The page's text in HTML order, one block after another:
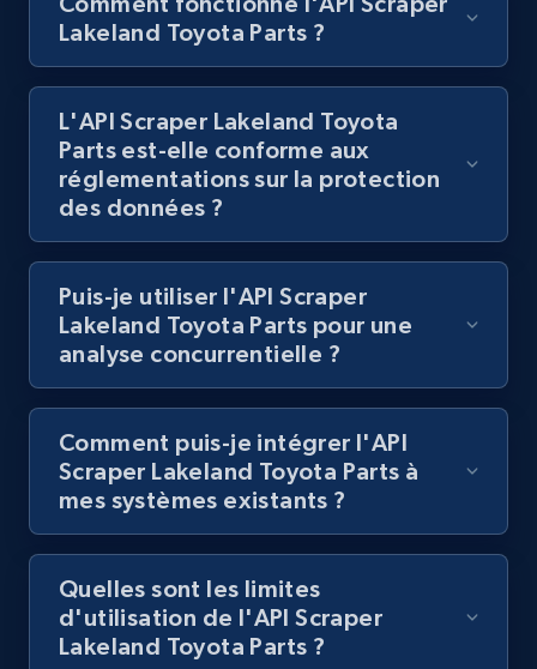
URL, Title, Rating, Reviews, Initial price, Final
price, Currency, Stock, and more.
Lazada - Products - Discover products by
price, Currency, Stock, and more.
992+ 165+ Essai gratuit
Lazada - Products - Discover products by
category URL or brand URL
Lakeland Toyota Parts ?
L'API Scraper Lakeland Toyota
Parts est-elle conforme aux
réglementations sur la protection
des données ?
Puis-je utiliser l'API Scraper
Lakeland Toyota Parts pour une
analyse concurrentielle ?
Comment puis-je intégrer l'API
Scraper Lakeland Toyota Parts à
mes systèmes existants ?
Quelles sont les limites
d'utilisation de l'API Scraper
Lakeland Toyota Parts ?